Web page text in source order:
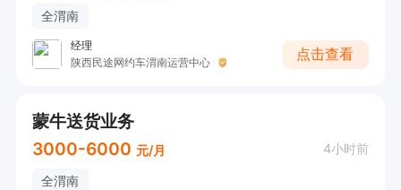
全渭南
经理
陕西民途网约车渭南运营中心
点击查看
蒙牛送货业务
3000-6000 元/月 4小时前
全渭南